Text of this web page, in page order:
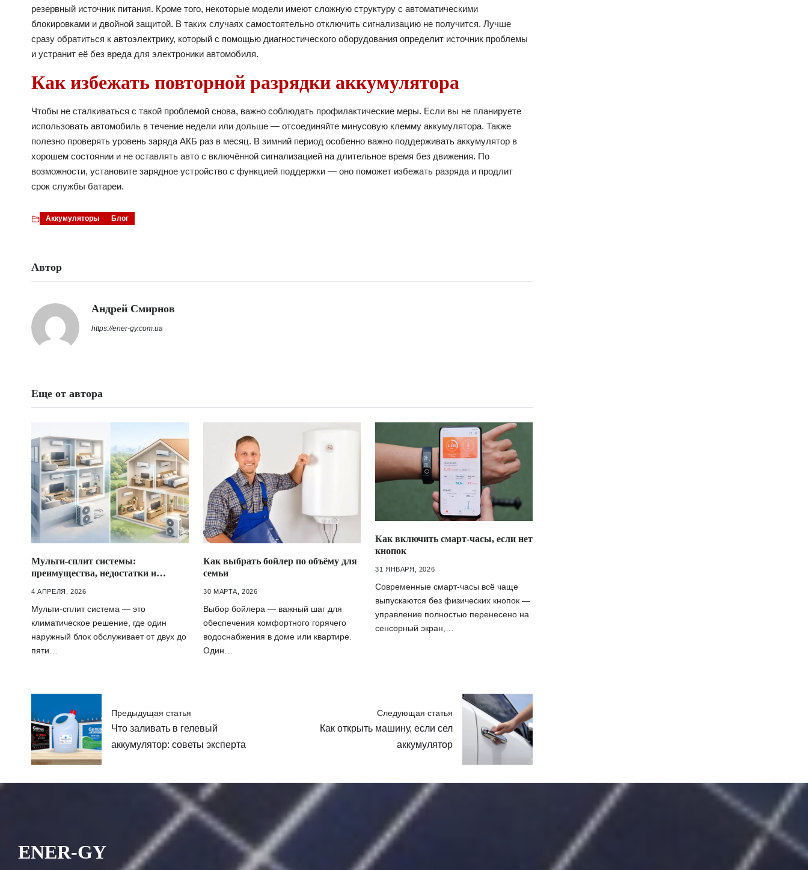
резервный источник питания. Кроме того, некоторые модели имеют сложную структуру с автоматическими
блокировками и двойной защитой. В таких случаях самостоятельно отключить сигнализацию не получится. Лучше
сразу обратиться к автоэлектрику, который с помощью диагностического оборудования определит источник проблемы
и устранит её без вреда для электроники автомобиля.
Как избежать повторной разрядки аккумулятора
Чтобы не сталкиваться с такой проблемой снова, важно соблюдать профилактические меры. Если вы не планируете
использовать автомобиль в течение недели или дольше — отсоединяйте минусовую клемму аккумулятора. Также
полезно проверять уровень заряда АКБ раз в месяц. В зимний период особенно важно поддерживать аккумулятор в
хорошем состоянии и не оставлять авто с включённой сигнализацией на длительное время без движения. По
возможности, установите зарядное устройство с функцией поддержки — оно поможет избежать разряда и продлит
срок службы батареи.
Аккумуляторы Блог
Автор
Андрей Смирнов
https://ener-gy.com.ua
Еще от автора
Мульти-сплит системы:
преимущества, недостатки и
4 АПРЕЛЯ, 2026
Мульти-сплит система — это
климатическое решение, где один
наружный блок обслуживает от двух до
пяти…
Как выбрать бойлер по объёму для
семьи
30 МАРТА, 2026
Выбор бойлера — важный шаг для
обеспечения комфортного горячего
водоснабжения в доме или квартире.
Один…
Как включить смарт-часы, если нет
кнопок
31 ЯНВАРЯ, 2026
Современные смарт-часы всё чаще
выпускаются без физических кнопок —
управление полностью перенесено на
сенсорный экран,…
Предыдущая статья
Что заливать в гелевый
аккумулятор: советы эксперта
Следующая статья
Как открыть машину, если сел
аккумулятор
ENER-GY